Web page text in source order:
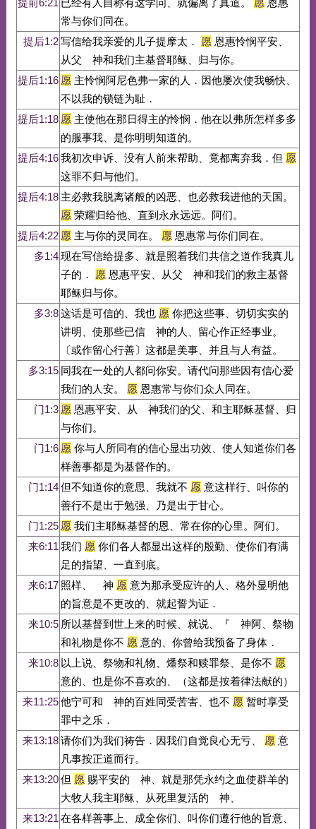
常与你们同在。
提后1:2写信给我亲爱的儿子提摩太． 愿恩惠怜悯平安、
从父 神和我们主基督耶稣、归与你。
提后1:16 愿主怜悯阿尼色弗一家的人．因他屡次使我畅快、
不以我的锁链为耻．
提后1:18 愿主使他在那日得主的怜悯．他在以弗所怎样多多
的服事我、是你明明知道的。
提后4:16我初次申诉、没有人前来帮助、竟都离弃我．但 愿
这罪不归与他们。
提后4:18 主必救我脱离诸般的凶恶、也必救我进他的天国。
愿荣耀归给他、直到永永远远。阿们。
提后4:22 愿主与你的灵同在。 愿恩惠常与你们同在。
多1:4现在写信给提多、就是照着我们共信之道作我真儿
子的．
愿恩惠平安、从父 神和我们的救主基督
耶稣归与你。
多3:8这话是可信的、我也 愿你把这些事、切切实实的
讲明、使那些已信 神的人、留心作正经事业。
〔或作留心行善〕这都是美事、并且与人有益。
多3:15 同我在一处的人都问你安。请代问那些因有信心爱
我们的人安。
愿恩惠常与你们众人同在。
门1:3 愿恩惠平安、从 神我们的父、和主耶稣基督、归
与你们。
门1:6 愿你与人所同有的信心显出功效、使人知道你们各
样善事都是为基督作的。
门1:14但不知道你的意思、我就不 愿意这样行、叫你的
善行不是出于勉强、乃是出于甘心。
门1:25 愿我们主耶稣基督的恩、常在你的心里。阿们。
来6:11 我们 愿你们各人都显出这样的殷勤、使你们有满
足的指望、一直到底。
来6:17 照样、 神 愿意为那承受应许的人、格外显明他
的旨意是不更改的、就起誓为证．
来10:5 所以基督到世上来的时候、就说、『 神阿、祭物
和礼物是你不 愿意的、你曾给我预备了身体．
来10:8 以上说、祭物和礼物、燔祭和赎罪祭、是你不 愿
意的、也是你不喜欢的、（这都是按着律法献的）
来11:25他宁可和 神的百姓同受苦害、也不 愿暂时享受
罪中之乐．
来13:18请你们为我们祷告．因我们自觉良心无亏、 愿意
凡事按正道而行。
来13:20但 愿赐平安的 神、就是那凭永约之血使群羊的
大牧人我主耶稣、从死里复活的 神、
来13:21 在各样善事上、成全你们、叫你们遵行他的旨意、